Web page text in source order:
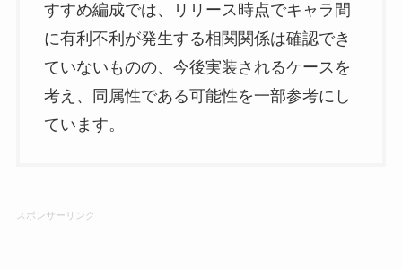
すすめ編成では、リリース時点でキャラ間
に有利不利が発生する相関関係は確認でき
ていないものの、今後実装されるケースを
考え、同属性である可能性を一部参考にし
ています。
スポンサーリンク